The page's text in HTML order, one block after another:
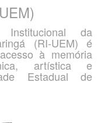
da
(RI-UEM) é
à memória
artística e
Estadual de